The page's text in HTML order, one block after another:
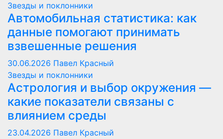
Звезды и поклонники
Автомобильная статистика: как
данные помогают принимать
взвешенные решения
30.06.2026 Павел Красный
Звезды и поклонники
Астрология и выбор окружения —
какие показатели связаны с
влиянием среды
23.04.2026 Павел Красный